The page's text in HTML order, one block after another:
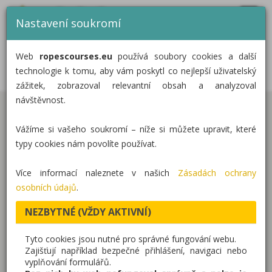
KATEGORIE
KONTAKT
DĚTSKÉ LANOVÉ HŘIŠTĚ PRAHA -
NEBUŠICE
Praha – Nebušice a obsahuje 5 nízkých lanových
překážek instalovaných na ocelových sloupcích.
Překážky jsou navrženy tak, že nabízí více variant
překonávání.
Tato realizace obsahuje naše produkty:
Dětská lanová hřiště- sestava nízkých lanových
překážek těsně nad zemí. Pro děti ve věku od 3 do
Nastavení soukromí
Web ropescourses.eupoužívá soubory cookies a další
technologie k tomu, aby vám poskytl co nejlepší uživatelský
zážitek, zobrazoval relevantní obsah a analyzoval
návštěvnost.
Vážíme si vašeho soukromí – níže si můžete upravit, které
typy cookies nám povolíte používat.
Více informací naleznete v našich Zásadách ochrany
osobních údajů.
NEZBYTNÉ (VŽDY AKTIVNÍ)
Tyto cookies jsou nutné pro správné fungování webu.
Zajišťují například bezpečné přihlášení, navigaci nebo
vyplňování formulářů.